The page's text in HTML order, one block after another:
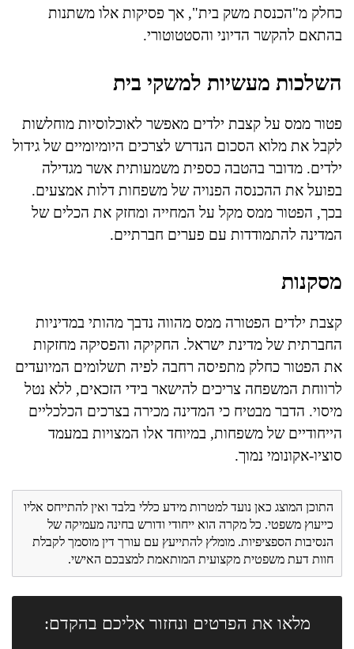
כחלק מ"הכנסת משק בית", אך פסיקות אלו משתנות
בהתאם להקשר הדיוני והסטטוטורי.
השלכות מעשיות למשקי בית
פטור ממס על קצבת ילדים מאפשר לאוכלוסיות מוחלשות
לקבל את מלוא הסכום הנדרש לצרכים היומיומיים של גידול
ילדים. מדובר בהטבה כספית משמעותית אשר מגדילה
בפועל את ההכנסה הפנויה של משפחות דלות אמצעים.
בכך, הפטור ממס מקל על המחייה ומחזק את הכלים של
המדינה להתמודדות עם פערים חברתיים.
מסקנות
קצבת ילדים הפטורה ממס מהווה נדבך מהותי במדיניות
החברתית של מדינת ישראל. החקיקה והפסיקה מחזקות
את הפטור כחלק מתפיסה רחבה לפיה תשלומים המיועדים
לרווחת המשפחה צריכים להישאר בידי הזכאים, ללא נטל
מיסוי. הדבר מבטיח כי המדינה מכירה בצרכים הכלכליים
הייחודיים של משפחות, במיוחד אלו המצויות במעמד
סוציו-אקונומי נמוך.
התוכן המוצג כאן נועד למטרות מידע כללי בלבד ואין להתייחס אליו
כייעוץ משפטי. כל מקרה הוא ייחודי ודורש בחינה מעמיקה של
הנסיבות הספציפיות. מומלץ להתייעץ עם עורך דין מוסמך לקבלת
חוות דעת משפטית מקצועית המותאמת למצבכם האישי.
מלאו את הפרטים ונחזור אליכם בהקדם: